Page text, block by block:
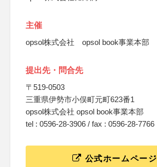
主催
opsol株式会社 opsol book事業本部
提出先・問合先
〒519-0503
三重県伊勢市小俣町元町623番1
opsol株式会社 opsol book事業本部
tel : 0596-28-3906 / fax : 0596-28-7766
公式ホームページ